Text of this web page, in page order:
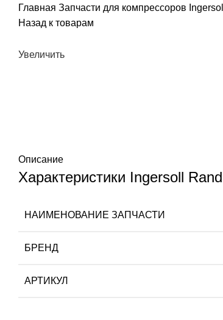
Главная Запчасти для компрессоров
Назад к товарам
Увеличить
Описание
Характеристики Ingersoll
НАИМЕНОВАНИЕ ЗАПЧАСТИ
БРЕНД
АРТИКУЛ